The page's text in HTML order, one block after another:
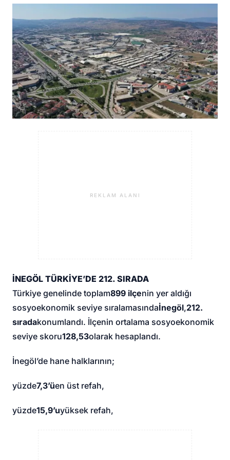
REKLAM ALANI
İNEGÖL TÜRKİYE’DE 212. SIRADA
Türkiye genelinde toplam899 ilçenin yer aldığı
sosyoekonomik seviye sıralamasındaİnegöl,212.
sıradakonumlandı. İlçenin ortalama sosyoekonomik
seviye skoru128,53olarak hesaplandı.
İnegöl’de hane halklarının;
yüzde7,3’üen üst refah,
yüzde15,9’uyüksek refah,